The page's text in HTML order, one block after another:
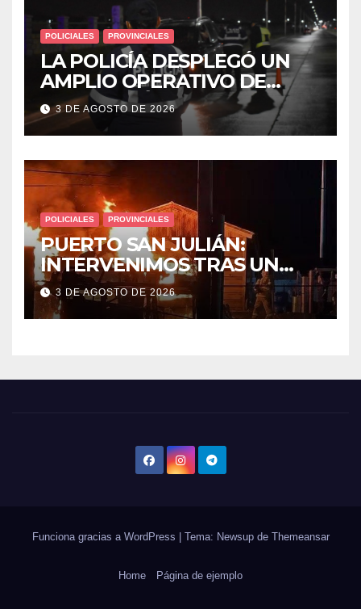
POLICIALES PROVINCIALES
LA POLICÍA DESPLEGÓ UN
AMPLIO OPERATIVO DE
PREVENCIÓN Y CONTROLES
EN TODA LA CIUDAD
3 DE AGOSTO DE 2026
POLICIALES PROVINCIALES
PUERTO SAN JULIÁN:
INTERVENIMOS TRAS UN
INCENDIO DE VIVIENDA QUE
DEJÓ DOS VÍCTIMAS
FATALES Y UN DETENIDO
3 DE AGOSTO DE 2026
Funciona gracias a WordPress Tema: Newsup de Themeansar
Home Página de ejemplo